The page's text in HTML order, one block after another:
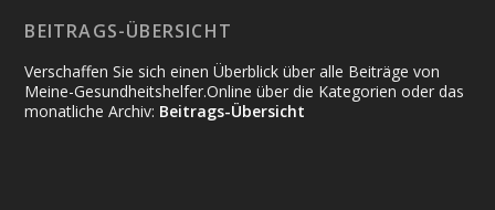
BEITRAGS-ÜBERSICHT
Verschaffen Sie sich einen Überblick über alle Beiträge von
Meine-Gesundheitshelfer.Online über die Kategorien oder das
monatliche Archiv: Beitrags-Übersicht